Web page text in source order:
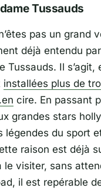
Tussauds
pas un grand
déjà entendu
Tussauds. Il s’agit,
installées plus de
cire. En passant
grandes stars
légendes du sport
raison est déjà
le visiter, sans
il est repérable